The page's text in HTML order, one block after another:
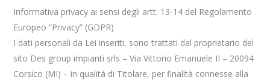
Informativa privacy ai sensi degli artt. 13-14 del Regolamento
Europeo “Privacy” (GDPR)
I dati personali da Lei inseriti, sono trattati dal proprietario del
sito Des group impianti srls – Via Vittorio Emanuele II – 20094
Corsico (MI) – in qualità di Titolare, per finalità connesse alla